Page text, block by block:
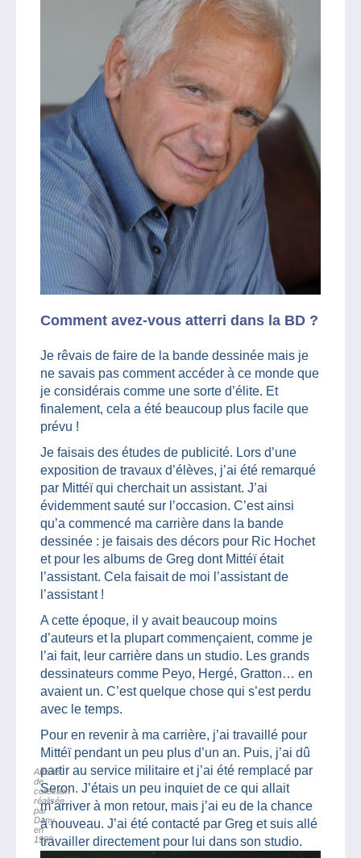
Comment avez-vous atterri dans la BD ?
Je rêvais de faire de la bande dessinée mais je
ne savais pas comment accéder à ce monde que
je considérais comme une sorte d’élite. Et
finalement, cela a été beaucoup plus facile que
prévu !
Je faisais des études de publicité. Lors d’une
exposition de travaux d’élèves, j’ai été remarqué
par Mittéï qui cherchait un assistant. J’ai
évidemment sauté sur l’occasion. C’est ainsi
qu’a commencé ma carrière dans la bande
dessinée : je faisais des décors pour Ric Hochet
et pour les albums de Greg dont Mittéï était
l’assistant. Cela faisait de moi l’assistant de
l’assistant !
A cette époque, il y avait beaucoup moins
d’auteurs et la plupart commençaient, comme je
l’ai fait, leur carrière dans un studio. Les grands
dessinateurs comme Peyo, Hergé, Gratton… en
avaient un. C’est quelque chose qui s’est perdu
avec le temps.
Pour en revenir à ma carrière, j’ai travaillé pour
Mittéï pendant un peu plus d’un an. Puis, j’ai dû
partir au service militaire et j’ai été remplacé par
Seron. J’étais un peu inquiet de ce qui allait
m’arriver à mon retour, mais j’ai eu de la chance
à nouveau. J’ai été contacté par Greg et suis allé
travailler directement pour lui dans son studio.
Affiche
de
collection
réalisée
par
Dany
en
1999